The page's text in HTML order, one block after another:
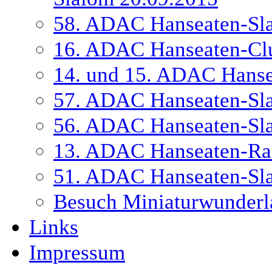
58. ADAC Hanseaten-
16. ADAC Hanseaten-
14. und 15. ADAC
57. ADAC Hanseaten-
56. ADAC Hanseaten-
13. ADAC Hanseaten-
51. ADAC Hanseaten-
Besuch
Links
Impressum